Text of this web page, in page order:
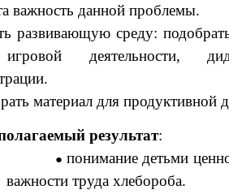
важность данной проблемы.
развивающую среду:
деятельности,
материал для продуктивной
результат:
понимание детьми
важности труда хлебороба.